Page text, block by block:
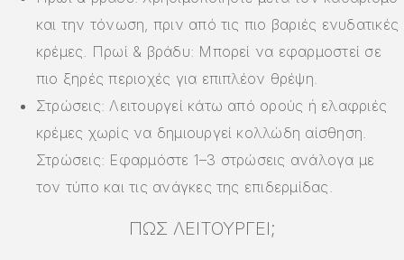
και την τόνωση, πριν από τις πιο βαριές ενυδατικές
κρέμες. Πρωί & βράδυ: Μπορεί να εφαρμοστεί σε
πιο ξηρές περιοχές για επιπλέον θρέψη.
Στρώσεις: Λειτουργεί κάτω από ορούς ή ελαφριές
κρέμες χωρίς να δημιουργεί κολλώδη αίσθηση.
Στρώσεις: Εφαρμόστε 1–3 στρώσεις ανάλογα με
τον τύπο και τις ανάγκες της επιδερμίδας.
ΠΏΣ ΛΕΙΤΟΥΡΓΕΊ;